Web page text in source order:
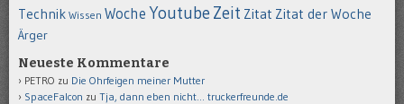
Technik Wissen Woche Youtube Zeit Zitat Zitat der Woche
Ärger
Neueste Kommentare
PETRO zu Die Ohrfeigen meiner Mutter
SpaceFalcon zu Tja, dann eben nicht… truckerfreunde.de